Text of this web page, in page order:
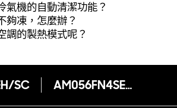
氣機的自動清潔功能？
夠凍，怎麼辦？
調的製熱模式呢？
SC AM056FN4SEH/SC